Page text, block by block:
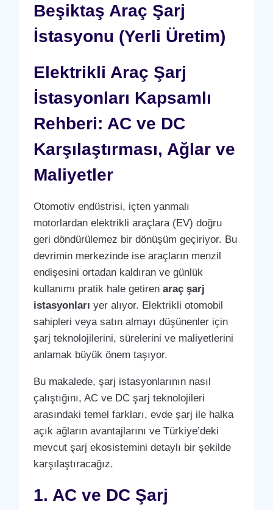
Beşiktaş Araç Şarj
İstasyonu (Yerli Üretim)
Elektrikli Araç Şarj
İstasyonları Kapsamlı
Rehberi: AC ve DC
Karşılaştırması, Ağlar ve
Maliyetler
Otomotiv endüstrisi, içten yanmalı
motorlardan elektrikli araçlara (EV) doğru
geri döndürülemez bir dönüşüm geçiriyor. Bu
devrimin merkezinde ise araçların menzil
endişesini ortadan kaldıran ve günlük
kullanımı pratik hale getiren araç şarj
istasyonları yer alıyor. Elektrikli otomobil
sahipleri veya satın almayı düşünenler için
şarj teknolojilerini, sürelerini ve maliyetlerini
anlamak büyük önem taşıyor.
Bu makalede, şarj istasyonlarının nasıl
çalıştığını, AC ve DC şarj teknolojileri
arasındaki temel farkları, evde şarj ile halka
açık ağların avantajlarını ve Türkiye’deki
mevcut şarj ekosistemini detaylı bir şekilde
karşılaştıracağız.
1. AC ve DC Şarj